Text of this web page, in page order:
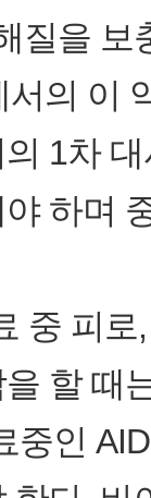
질을 보
의 이
1차
하며
중 피
할 때
중인